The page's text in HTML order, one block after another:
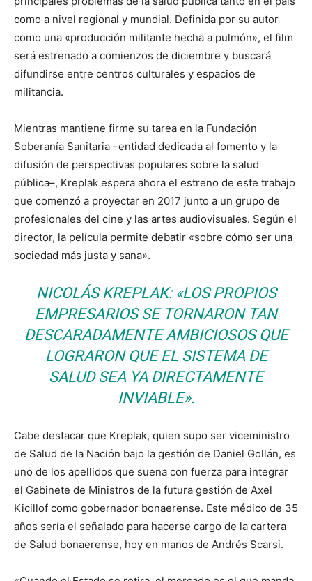
como a nivel regional y mundial. Definida por su autor
como una «producción militante hecha a pulmón», el film
será estrenado a comienzos de diciembre y buscará
difundirse entre centros culturales y espacios de
militancia.
Mientras mantiene firme su tarea en la Fundación
Soberanía Sanitaria –entidad dedicada al fomento y la
difusión de perspectivas populares sobre la salud
pública–, Kreplak espera ahora el estreno de este trabajo
que comenzó a proyectar en 2017 junto a un grupo de
profesionales del cine y las artes audiovisuales. Según el
director, la película permite debatir «sobre cómo ser una
sociedad más justa y sana».
NICOLÁS KREPLAK: «LOS PROPIOS
EMPRESARIOS SE TORNARON TAN
DESCARADAMENTE AMBICIOSOS QUE
LOGRARON QUE EL SISTEMA DE
SALUD SEA YA DIRECTAMENTE
INVIABLE».
Cabe destacar que Kreplak, quien supo ser viceministro
de Salud de la Nación bajo la gestión de Daniel Gollán, es
uno de los apellidos que suena con fuerza para integrar
el Gabinete de Ministros de la futura gestión de Axel
Kicillof como gobernador bonaerense. Este médico de 35
años sería el señalado para hacerse cargo de la cartera
de Salud bonaerense, hoy en manos de Andrés Scarsi.